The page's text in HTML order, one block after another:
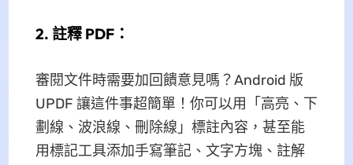
2. 註釋 PDF：
審閱文件時需要加回饋意見嗎？Android 版
UPDF 讓這件事超簡單！你可以用「高亮、下
劃線、波浪線、刪除線」標註內容，甚至能
用標記工具添加手寫筆記、文字方塊、註解